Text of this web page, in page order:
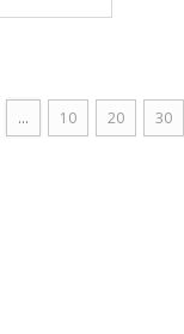
... 10 20 30